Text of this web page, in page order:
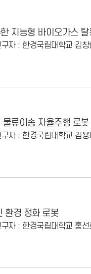
지능형 바이오가스 탈
자 : 한경국립대학교 김창
류이송 자율주행 로봇
자 : 한경국립대학교 김
환경 정화 로봇
자 : 한경국립대학교 홍